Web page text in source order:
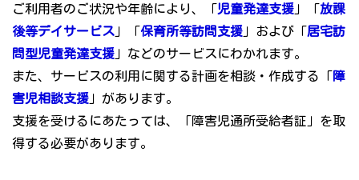
ご利用者のご状況や年齢により、「児童発達支援 」「放課
後等デイサービス 」「保育所等訪問支援 」および「居宅訪
問型児童発達支援 」などのサービスにわかれます。
また、サービスの利用に関する計画を相談・作成する「障
害児相談支援 」があります。
支援を受けるにあたっては、「障害児通所受給者証」を取
得する必要があります。